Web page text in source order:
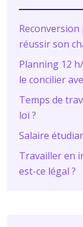
réussir son
Planning 12
le concilier
Temps de
loi ?
Salaire
Travailler en
est-ce légal ?